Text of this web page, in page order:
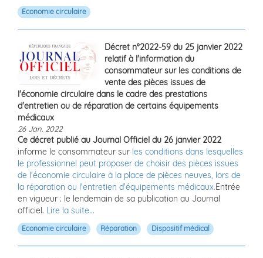
Economie circulaire
Décret n°2022-59 du 25 janvier 2022
relatif à l'information du
consommateur sur les conditions de
vente des pièces issues de
l'économie circulaire dans le cadre des prestations
d'entretien ou de réparation de certains équipements
médicaux
26 Jan. 2022
Ce décret publié au Journal Officiel du 26 janvier 2022
informe le consommateur sur les conditions dans lesquelles
le professionnel peut proposer de choisir des pièces issues
de l'économie circulaire à la place de pièces neuves, lors de
la réparation ou l'entretien d'équipements médicaux.Entrée
en vigueur : le lendemain de sa publication au Journal
officiel. Lire la suite...
Economie circulaire Réparation Dispositif médical